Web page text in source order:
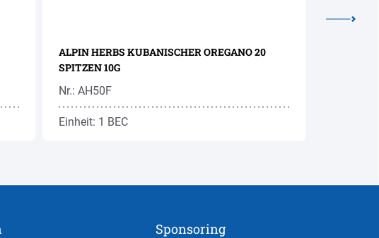
ALPIN HERBS KUBANISCHER OREGANO 20
SPITZEN 10G
Nr.: AH50F
Einheit: 1 BEC
Sponsoring